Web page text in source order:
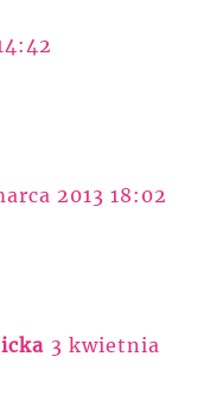
2013 18:02
3 kwietnia